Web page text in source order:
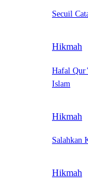
Secuil
Hikmah
Hafal
Islam
Hikmah
Salahkan
Hikmah